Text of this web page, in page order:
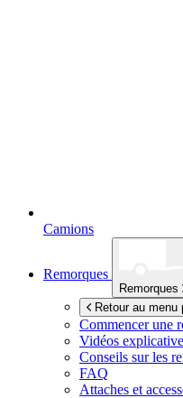
Camions
Remorques
Remorques
Retour au menu
Commencer une
Vidéos
Conseils sur les
FAQ
Attaches et